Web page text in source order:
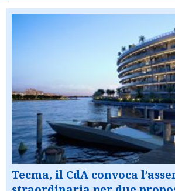
Tecma, il CdA convoca